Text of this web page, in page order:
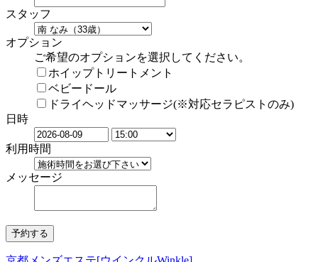
スタッフ
オプション
ご希望のオプションを選択してください。
ホイップトリートメント
ベビードール
ドライヘッドマッサージ(※対応セラピストのみ)
日時
利用時間
メッセージ